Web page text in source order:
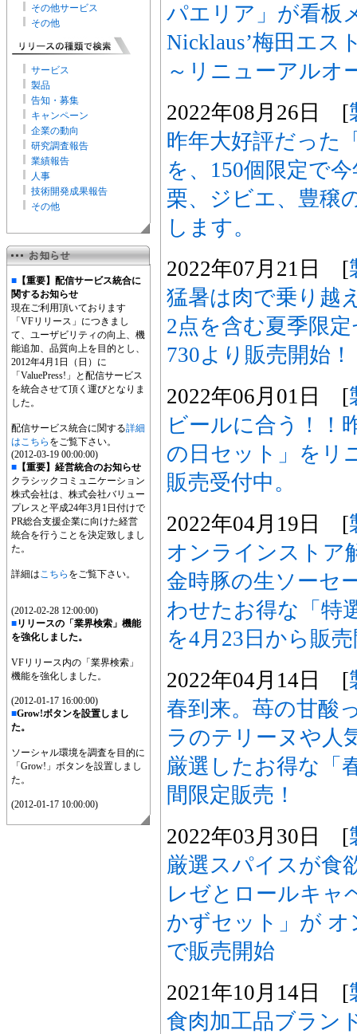
その他サービス
その他
サービス
製品
告知・募集
キャンペーン
企業の動向
研究調査報告
業績報告
人事
技術開発成果報告
その他
■ 【重要】配信サービス統合に
関するお知らせ
現在ご利用頂いております
「VFリリース」につきまし
て、ユーザビリティの向上、機
能追加、品質向上を目的とし、
2012年4月1日（日）に
「ValuePress!」と配信サービス
を統合させて頂く運びとなりま
した。
配信サービス統合に関する詳細
はこちら をご覧下さい。
(2012-03-19 00:00:00)
■ 【重要】経営統合のお知らせ
クラシックコミュニケーション
株式会社は、株式会社バリュー
プレスと平成24年3月1日付けで
PR総合支援企業に向けた経営
統合を行うことを決定致しまし
た。
詳細はこちら をご覧下さい。
(2012-02-28 12:00:00)
■リリースの「業界検索」機能
を強化しました。
VFリリース内の「業界検索」
機能を強化しました。
(2012-01-17 16:00:00)
■Grow!ボタンを設置しまし
た。
ソーシャル環境を調査を目的に
「Grow!」ボタンを設置しまし
た。
(2012-01-17 10:00:00)
パエリア」が看板
Nicklaus’梅田エス
～リニューアルオ
2022年08月26日 [
昨年大好評だった
を、150個限定で
栗、ジビエ、豊穣
します。
2022年07月21日 [
猛暑は肉で乗り越
2点を含む夏季限
730より販売開始！
2022年06月01日 [
ビールに合う！！
の日セット」をリ
販売受付中。
2022年04月19日 [
オンラインストア
金時豚の生ソーセ
わせたお得な「特
を4月23日から販
2022年04月14日 [
春到来。苺の甘酸
ラのテリーヌや人
厳選したお得な「
間限定販売！
2022年03月30日 [
厳選スパイスが食
レゼとロールキャ
かずセット」が
で販売開始
2021年10月14日 [
食肉加工品ブラン